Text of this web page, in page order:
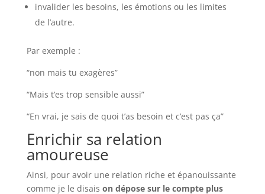
invalider les besoins, les émotions ou les limites
de l’autre.
Par exemple :
“non mais tu exagères”
“Mais t’es trop sensible aussi”
“En vrai, je sais de quoi t’as besoin et c’est pas ça”
Enrichir sa relation
amoureuse
Ainsi, pour avoir une relation riche et épanouissante
comme je le disais on dépose sur le compte plus